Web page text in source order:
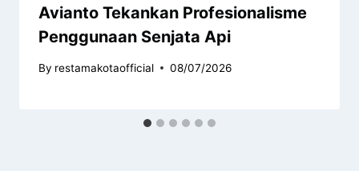
Avianto Tekankan Profesionalisme
Penggunaan Senjata Api
By restamakotaofficial 08/07/2026